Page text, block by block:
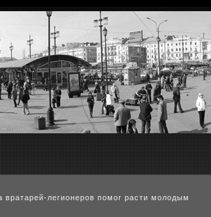
вратарей-легионеров помог расти молодым